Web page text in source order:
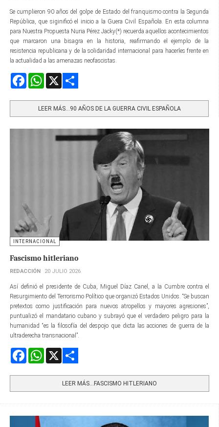
Se cumplieron 90 años del golpe de Estado del franquismo contra la Segunda
República, que siginificó el inicio a la Guera Civil Española. En esta columna
para Nuestra Propuesta Nuria Pérez Jacky(*) recuerda aquellos acontecimientos
que marcaron una bisagra en la historia, reafirmando el ejemplo de la
resistencia republicana y de la solidaridad internacional para hacerles frente en
la actualidad a las amenazas neofascistas.
FacebookWhatsApp
LEER MÁS…90 AÑOS DE LA GUERRA CIVIL ESPAÑOLA
INTERNACIONAL
Fascismo hitleriano
REDACCIÓN 20 JULIO 2026
Así definió el presidente de Cuba, Miguel Díaz Canel, a la Cumbre contra el
Resurgimiento del Terrorismo Político que organizó Estados Unidos. “Se buscan
pretextos como justificación para nuevos atropellos y mayores agresiones”,
puntualizó el mandatario cubano y subrayó que el verdadero peligro para la
humanidad “es la filosofía del despojo que dicta las acciones de guerra de la
ultraderecha transnacional”.
FacebookWhatsApp
LEER MÁS…FASCISMO HITLERIANO